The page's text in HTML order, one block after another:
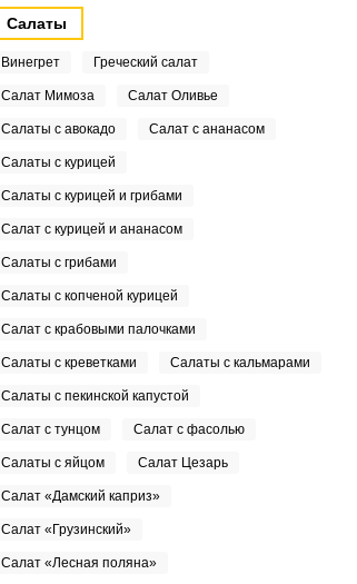
Салаты
Винегрет Греческий салат
Салат Мимоза Салат Оливье
Салаты с авокадо Салат с ананасом
Салаты с курицей
Салаты с курицей и грибами
Салат с курицей и ананасом
Салаты с грибами
Салаты с копченой курицей
Салат с крабовыми палочками
Салаты с креветками Салаты с кальмарами
Салаты с пекинской капустой
Салат с тунцом Салат с фасолью
Салаты с яйцом Салат Цезарь
Салат «Дамский каприз»
Салат «Грузинский»
Салат «Лесная поляна»